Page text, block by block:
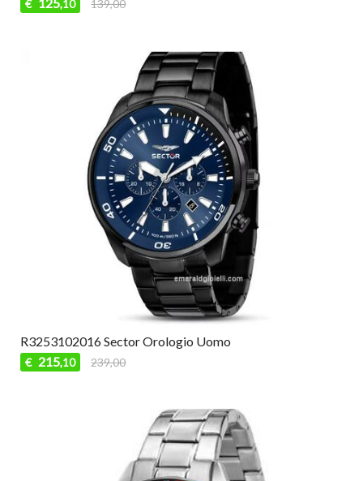
€ ,10 139,00
R3253102016 Sector Orologio Uomo
€ 215,10 239,00